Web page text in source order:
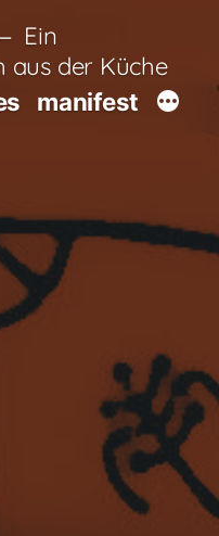
Ein
aus der Küche
manifest